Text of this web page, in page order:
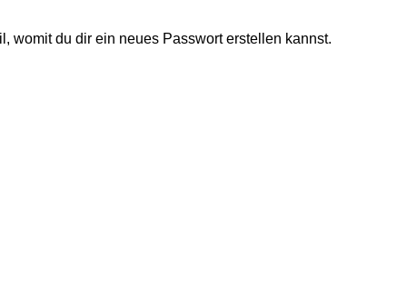
womit du dir ein neues Passwort erstellen kannst.